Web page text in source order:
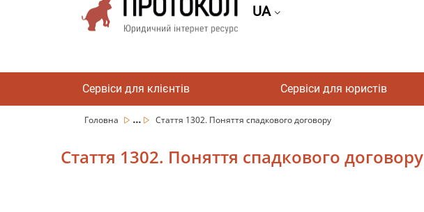
UA
Сервіси для клієнтів Сервіси для юристів
Головна ... Стаття 1302. Поняття спадкового договору
Стаття 1302. Поняття спадкового договору